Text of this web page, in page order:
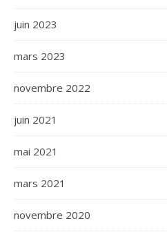
juin 2023
mars 2023
novembre 2022
juin 2021
mai 2021
mars 2021
novembre 2020